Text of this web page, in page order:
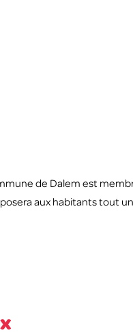
de Dalem est
aux habitants tout